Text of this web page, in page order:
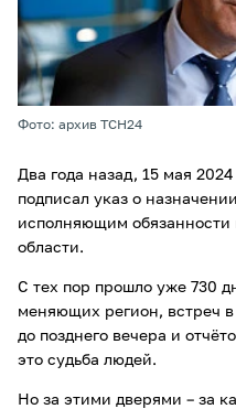
Фото: архив ТСН24
Два года назад, 15 мая
подписал указ о
исполняющим обязанности
области.
С тех пор прошло уже 730
меняющих регион, встреч
до позднего вечера и
это судьба людей.
Но за этими дверями – за